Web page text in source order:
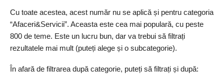
Cu toate acestea, acest număr nu se aplică și pentru categoria
“Afaceri&Servicii”. Aceasta este cea mai populară, cu peste
800 de teme. Este un lucru bun, dar va trebui să filtrați
rezultatele mai mult (puteți alege și o subcategorie).
În afară de filtrarea după categorie, puteți să filtrați și după: